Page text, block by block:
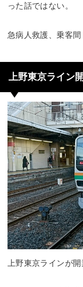
った話ではない。
急病人救護、乗客
上野東京ライン
上野東京ラインが